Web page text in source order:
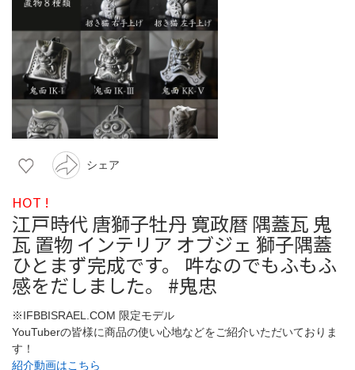
シェア
HOT !
江戸時代 唐獅子牡丹 寛政暦 隅蓋瓦 鬼
瓦 置物 インテリア オブジェ 獅子隅蓋
ひとまず完成です。 吽なのでもふもふ
感をだしました。 #鬼忠
※IFBBISRAEL.COM 限定モデル
YouTuberの皆様に商品の使い心地などをご紹介いただいておりま
す！
紹介動画はこちら